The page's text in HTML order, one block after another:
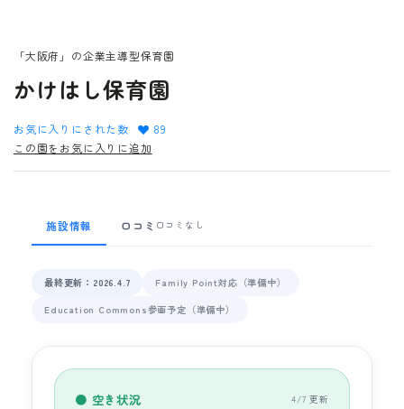
「大阪府」の企業主導型保育園
かけはし保育園
お気に入りにされた数
89
この園をお気に入りに追加
施設情報 口コミ 口コミなし
最終更新：2026.4.7
Family Point対応（準備中）
Education Commons参画予定（準備中）
● 空き状況 4/7 更新